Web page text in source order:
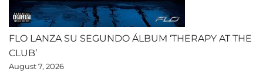
FLO LANZA SU SEGUNDO ÁLBUM ‘THERAPY AT THE
CLUB’
August 7, 2026